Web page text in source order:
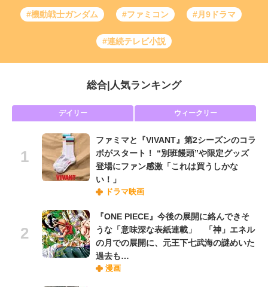
#機動戦士ガンダム #ファミコン #月9ドラマ
#連続テレビ小説
総合 人気ランキング
デイリー ウィークリー
ファミマと『VIVANT』第2シーズンのコラ
ボがスタート！ “別班饅頭”や限定グッズ
登場にファン感激「これは買うしかな
い！」
ドラマ映画
『ONE PIECE』今後の展開に絡んできそ
うな「意味深な表紙連載」 「神」エネル
の月での展開に、元王下七武海の謎めいた
過去も…
漫画